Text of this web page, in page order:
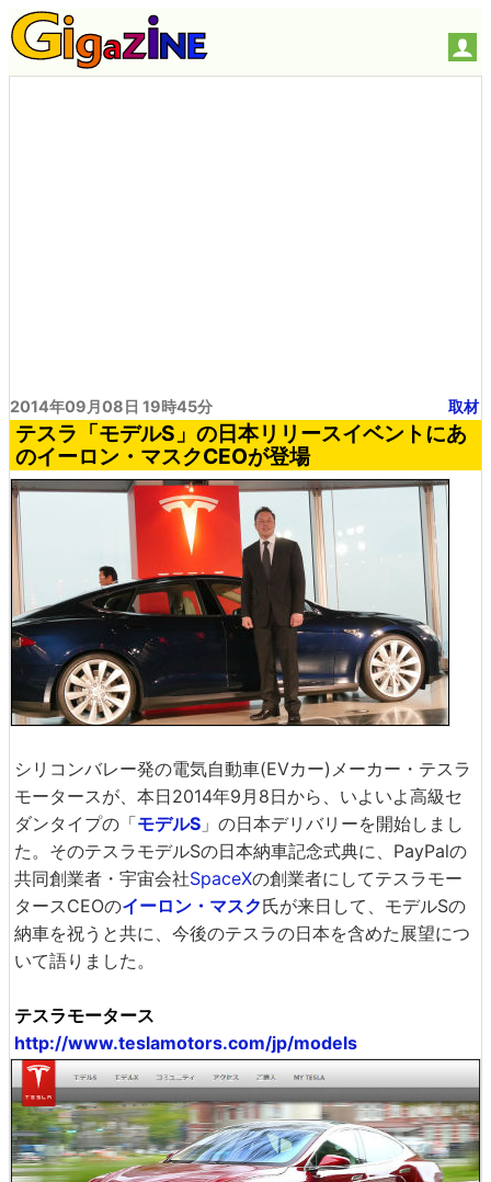
2014年09月08日 19時45分 取材
テスラ「モデルS」の日本リリースイベントにあ
のイーロン・マスクCEOが登場
シリコンバレー発の電気自動車(EVカー)メーカー・テスラ
モータースが、本日2014年9月8日から、いよいよ高級セ
ダンタイプの「モデルS 」の日本デリバリーを開始しまし
た。そのテスラモデルSの日本納車記念式典に、PayPalの
共同創業者・宇宙会社SpaceXの創業者にしてテスラモー
タースCEOのイーロン・マスク氏が来日して、モデルSの
納車を祝うと共に、今後のテスラの日本を含めた展望につ
いて語りました。
テスラモータース
http://www.teslamotors.com/jp/models